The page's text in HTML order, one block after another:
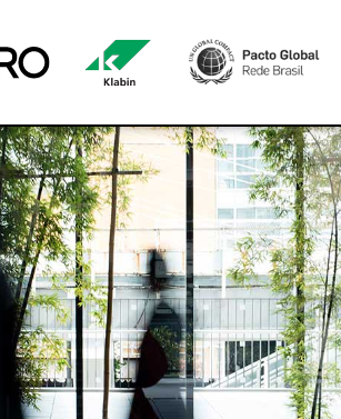
DEFINIR E